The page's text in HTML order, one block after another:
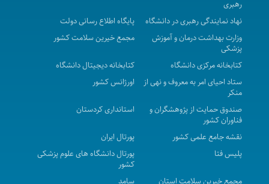
علوم پزشکی کردستان
کارگاه حضوری «ماشین لرنینگ»
گام‌های بلند در مسیر مرجعیت علمی و فصلی تازه در
موفقیت دانشگاه
آموزش‌های الکترونیکی
زمانبندی سامانه انتقال دانشجویان علوم پزشکی جهت
نیمسال اول سال تحصیلی 1406-1405
اطلاع رسانی برگزاری دوره توانمند سازی آزمون MHLE
رهبری
نهاد نمایندگی رهبری در دانشگاه
پایگاه اطلاع رسانی دولت
وزارت بهداشت درمان و آموزش
پزشکی
مجمع خیرین سلامت کشور
کتابخانه مرکزی دانشگاه
کتابخانه دیجیتال دانشگاه
ستاد احیای امر به معروف و نهی از
منکر
اورژانس کشور
صندوق حمایت از پژوهشگران و
فناوران کشور
استانداری کردستان
نقشه جامع علمی کشور
پورتال ایران
پلیس فتا
پورتال دانشگاه های علوم پزشکی
کشور
مجمع خیرین سلامت استان
سامد